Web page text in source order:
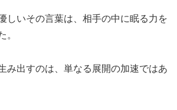
しいその言葉は、相手の中に眠る力を
。
み出すのは、単なる展開の加速ではあ